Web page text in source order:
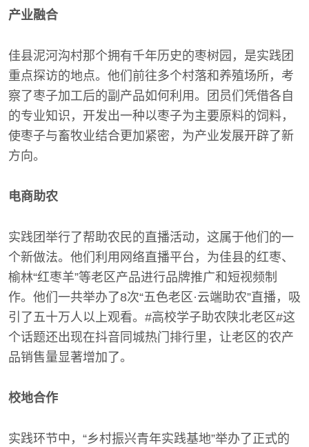
产业融合
佳县泥河沟村那个拥有千年历史的枣树园，是实践团
重点探访的地点。他们前往多个村落和养殖场所，考
察了枣子加工后的副产品如何利用。团员们凭借各自
的专业知识，开发出一种以枣子为主要原料的饲料，
使枣子与畜牧业结合更加紧密，为产业发展开辟了新
方向。
电商助农
实践团举行了帮助农民的直播活动，这属于他们的一
个新做法。他们利用网络直播平台，为佳县的红枣、
榆林“红枣羊”等老区产品进行品牌推广和短视频制
作。他们一共举办了8次“五色老区·云端助农”直播，吸
引了五十万人以上观看。#高校学子助农陕北老区#这
个话题还出现在抖音同城热门排行里，让老区的农产
品销售量显著增加了。
校地合作
实践环节中，“乡村振兴青年实践基地”举办了正式的